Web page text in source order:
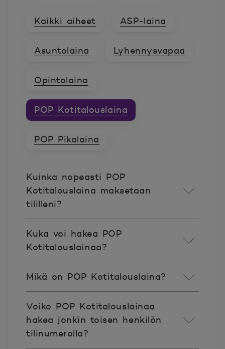
Kaikki aiheet ASP-laina
Asuntolaina Lyhennysvapaa
Opintolaina
POP Kotitalouslaina
POP Pikalaina
Kuinka nopeasti POP
Kotitalouslaina maksetaan
tililleni?
Kuka voi hakea POP
Kotitalouslainaa?
Mikä on POP Kotitalouslaina?
Voiko POP Kotitalouslainaa
hakea jonkin toisen henkilön
tilinumerolla?